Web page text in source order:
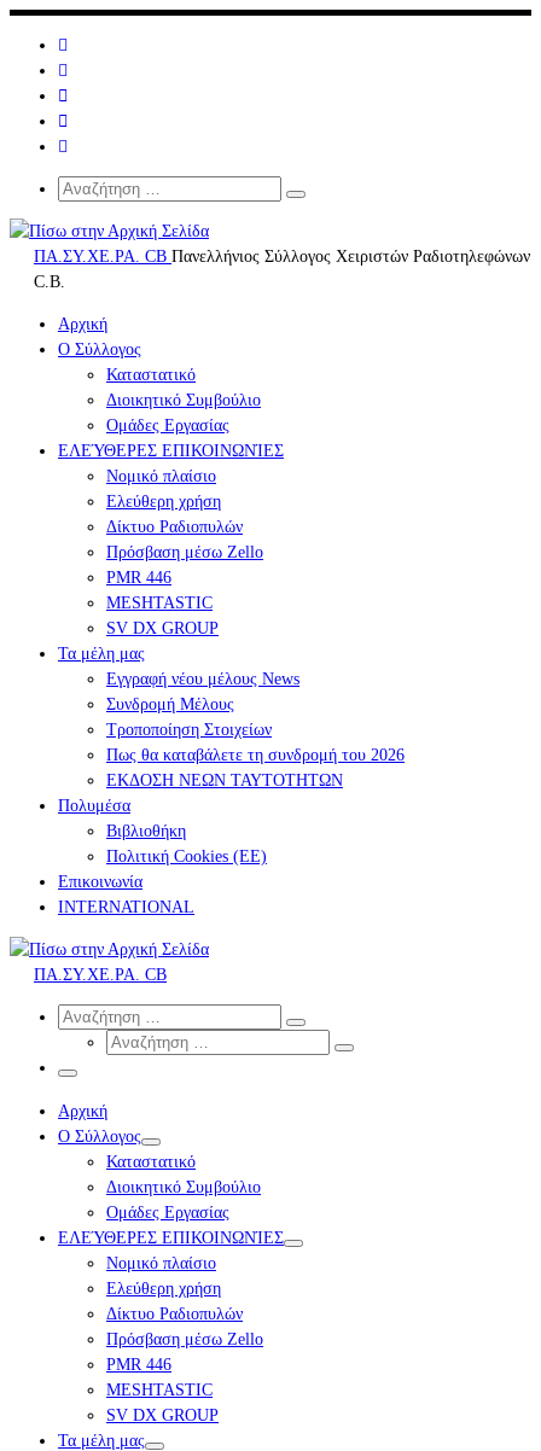
Μετάβαση
περιεχόμενο
Search
Αναζήτηση
Αναζήτηση
ΠΑ.ΣΥ.ΧΕ.ΡΑ. CB Πανελλήνιος Σύλλογος Χειριστών Ραδιοτηλεφώνων
C.B.
Αρχική
Ο Σύλλογος
Καταστατικό
Διοικητικό Συμβούλιο
Ομάδες Εργασίας
ΕΛΕΎΘΕΡΕΣ ΕΠΙΚΟΙΝΩΝΊΕΣ
Νομικό πλαίσιο
Ελεύθερη χρήση
Δίκτυο Ραδιοπυλών
Πρόσβαση μέσω Zello
PMR 446
MESHTASTIC
SV DX GROUP
Τα μέλη μας
Εγγραφή νέου μέλους News
Συνδρομή Μέλους
Τροποποίηση Στοιχείων
Πως θα καταβάλετε τη συνδρομή του 2026
ΕΚΔΟΣΗ ΝΕΩΝ ΤΑΥΤΟΤΗΤΩΝ
Πολυμέσα
Βιβλιοθήκη
Πολιτική Cookies (ΕΕ)
Επικοινωνία
INTERNATIONAL
ΠΑ.ΣΥ.ΧΕ.ΡΑ. CB
Search
Αναζήτηση
Αναζήτηση
Αναζήτηση
Αναζήτηση
Μενού
Αρχική
Ο Σύλλογος
Καταστατικό
Διοικητικό Συμβούλιο
Ομάδες Εργασίας
ΕΛΕΎΘΕΡΕΣ ΕΠΙΚΟΙΝΩΝΊΕΣ
Νομικό πλαίσιο
Ελεύθερη χρήση
Δίκτυο Ραδιοπυλών
Πρόσβαση μέσω Zello
PMR 446
MESHTASTIC
SV DX GROUP
Τα μέλη μας